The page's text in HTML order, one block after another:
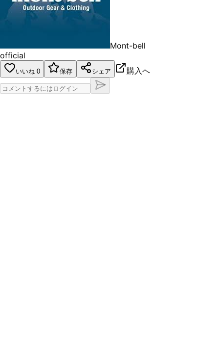
Mont-bell
official
いいね 0 保存 シェア 購入へ